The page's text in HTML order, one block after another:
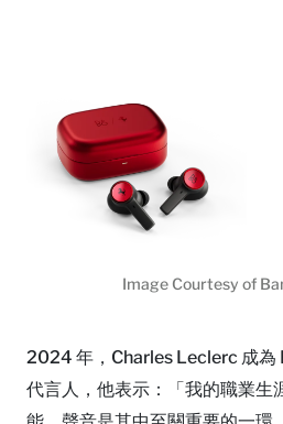
Image Courtesy of
2024 年，Charles Leclerc 成為
代言人，他表示：「我的職業生